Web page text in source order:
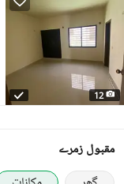
12
مقبول زمرے